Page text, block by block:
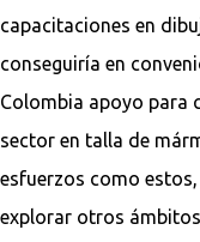
capacitaciones en
conseguiría en
Colombia apoyo para
sector en talla de
esfuerzos como
explorar otros